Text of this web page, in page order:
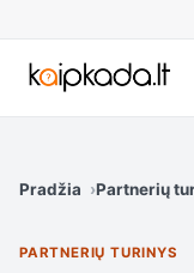
Pradžia Partnerių
PARTNERIŲ TURINYS